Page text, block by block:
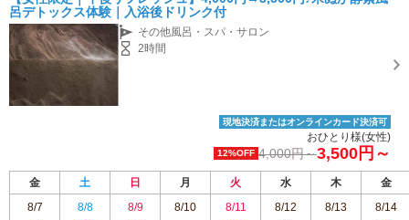
呂デトックス体験｜入浴後ドリンク付
その他風呂・スパ・サロン
2時間
現地決済またはオンラインカード決済可
おひとり様(女性)
12%OFF 4,000円～3,500円～
金 土 日 月 火 水 木
金
8/7
8/8 8/9 8/10 8/11 8/12 8/13 8/14